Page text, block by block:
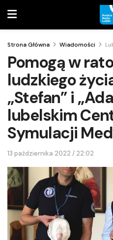
Strona Główna Wiadomości
Pomogą w
ludzkiego
„Stefan” i
lubelskim
Symulacji
13 października 2022 / 22:02